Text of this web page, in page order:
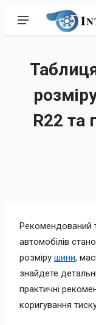
R22 та
Рекомендований
автомобілів
розміру шини,
знайдете
практичні
коригування